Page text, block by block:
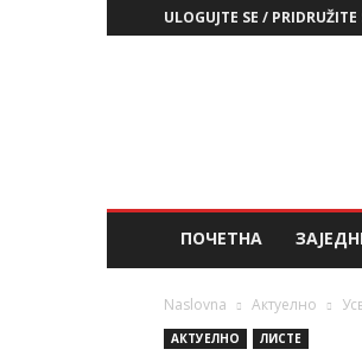
ULOGUJTE SE / PRIDRUŽITE
ПОЧЕТНА
Naslovna Aктуелно
AКТУЕЛНО ЛИСТЕ